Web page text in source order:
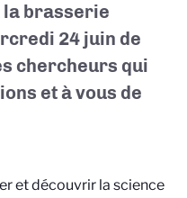
la brasserie
24 juin de
chercheurs qui
et à vous de
et découvrir la science